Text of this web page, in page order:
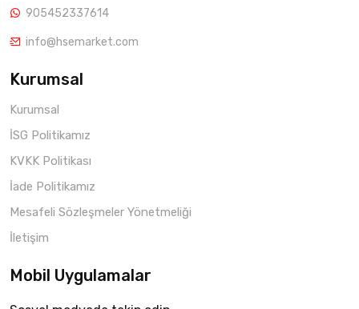
905452337614
info@hsemarket.com
Kurumsal
Kurumsal
İSG Politikamız
KVKK Politikası
İade Politikamız
Mesafeli Sözleşmeler Yönetmeliği
İletişim
Mobil Uygulamalar